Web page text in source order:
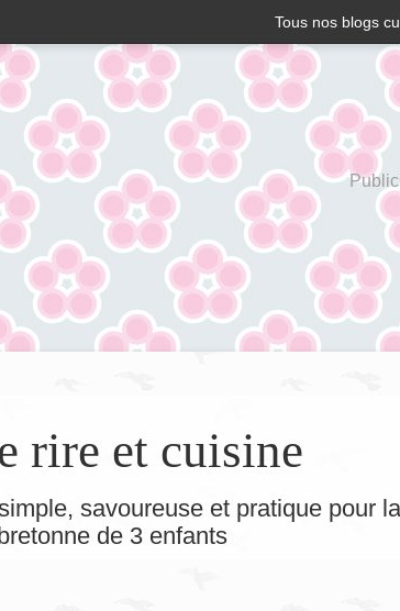
Tous nos blogs
rire et cuisine
savoureuse et pratique pour
de 3 enfants